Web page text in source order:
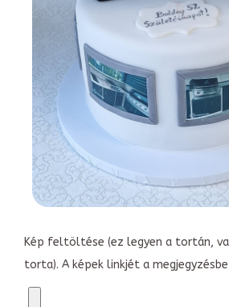
Kép feltöltése (ez legyen a tortán,
torta). A képek linkjét a